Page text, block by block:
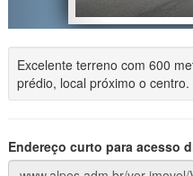
Excelente terreno com 600
prédio, local próximo o centro.
Endereço curto para acesso